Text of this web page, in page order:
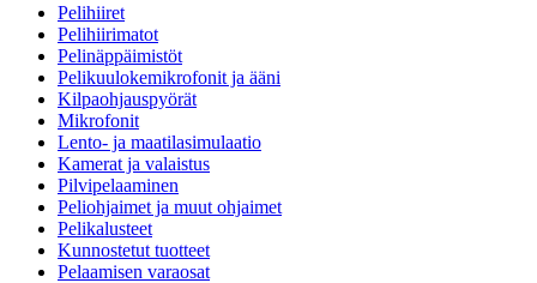
Pelihiiret
Pelihiirimatot
Pelinäppäimistöt
Pelikuulokemikrofonit ja ääni
Kilpaohjauspyörät
Mikrofonit
Lento- ja maatilasimulaatio
Kamerat ja valaistus
Pilvipelaaminen
Peliohjaimet ja muut ohjaimet
Pelikalusteet
Kunnostetut tuotteet
Pelaamisen varaosat